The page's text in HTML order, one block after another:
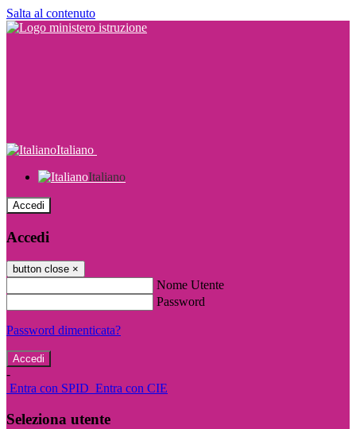
Salta al contenuto
Italiano
Italiano
Accedi
Accedi
button close ×
Nome Utente
Password
Password dimenticata?
-
Entra con SPID Entra con CIE
Seleziona utente